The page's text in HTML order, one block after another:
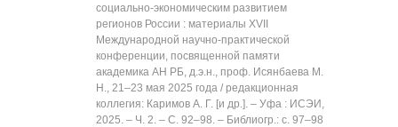
социально-экономическим развитием
регионов России : материалы XVII
Международной научно-практической
конференции, посвященной памяти
академика АН РБ, д.э.н., проф. Исянбаева М.
Н., 21‒23 мая 2025 года / редакционная
коллегия: Каримов А. Г. [и др.]. ‒ Уфа : ИСЭИ,
2025. ‒ Ч. 2. ‒ C. 92‒98. ‒ Библиогр.: с. 97‒98